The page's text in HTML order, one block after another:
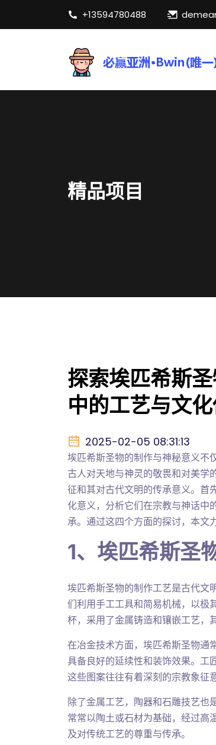
+13594780488
精品项目
探索埃匹希斯
中的工艺与文
2025-02-05 08:31:13
埃匹希斯圣物的制作与神秘意义不
古人对天地与神灵的敬畏和对美学
征和其对古代文明的传承意义。首
化意义，分析它们在宗教与神话中
承。通过这四个方面的探讨，本文
1、埃匹希斯圣
埃匹希斯圣物的制作工艺是古代文
们利用手工工具和简易机械，以
杯，采用了金属铸造和镶嵌工艺，
在冶金技术方面，埃匹希斯圣物通
具备良好的延续性和装饰效果。工
这些图案往往有着深刻的宗教象征
除了金属工艺，陶器和石雕技艺也
常常以陶土或石材为基础，经过高
及对传统工艺的尊重与传承。